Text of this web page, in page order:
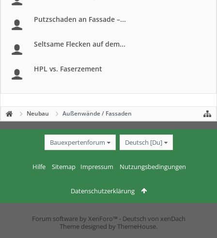
Putzschaden an Fassade –...
Seltsame Flecken auf dem...
HPL vs. Faserzement
Neubau Außenwände / Fassaden
Bauexpertenforum Deutsch [Du]
Hilfe Sitemap Impressum Nutzungsbedingungen
Datenschutzerklärung
Forum software by XenForo™ - Deutsch von xenDach
Theme designed by ThemeHouse.